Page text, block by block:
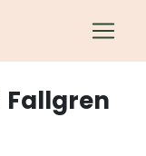
Fallgren